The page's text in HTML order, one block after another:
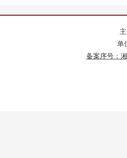
单
备案序号：